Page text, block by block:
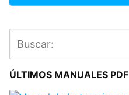
ÚLTIMOS MANUALES PDF